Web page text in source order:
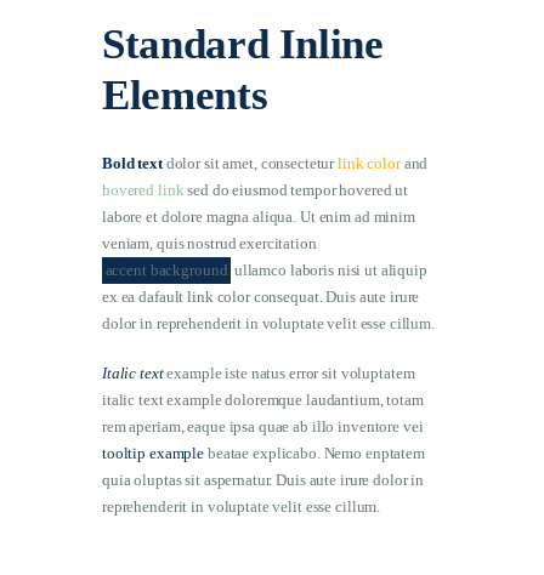
Standard Inline
Elements
Bold textdolor sit amet, consecteturlink colorand
hovered link sed do eiusmod tempor hovered ut
labore et dolore magna aliqua. Ut enim ad minim
veniam, quis nostrud exercitation
accent background ullamco laboris nisi ut aliquip
ex ea dafault link color consequat. Duis aute irure
dolor in reprehenderit in voluptate velit esse cillum.
Italic textexample iste natus error sit voluptatem
italic text example doloremque laudantium, totam
rem aperiam, eaque ipsa quae ab illo inventore vei
tooltip example beatae explicabo. Nemo enptatem
quia oluptas sit aspernatur. Duis aute irure dolor in
reprehenderit in voluptate velit esse cillum.